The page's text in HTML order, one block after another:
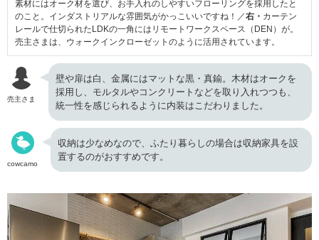
素材にはオーク材を選び、お手入れのしやすいフローリングを採用したと
のこと。インダストリアルな雰囲気がかっこいいですね！／右・ カーテン
レールで仕切られたLDKの一角にはリモートワークスペース（DEN）が。
売主さまは、ウォークインクローゼットのように活用されています。
売主さま
壁や扉は白、金属にはマットな黒・真鍮。木材はオークを
採用し、モルタルやコンクリートなどを取り入れつつも、
統一性を感じられるように内装はこだわりました。
cowcamo
収納は少なめなので、ふたり暮らしの場合は収納家具を設
置するのがおすすめです。